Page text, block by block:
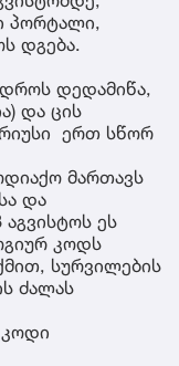
პორტალი,
დგება.
დროს დედამიწა,
და ცის
ერთ სწორ
მართავს
და
ეს
კოდს
სურვილების
ძალას
კოდი